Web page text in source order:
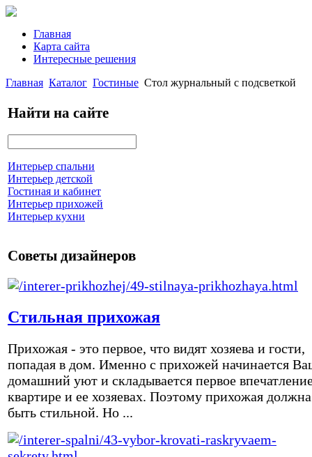
Главная
Карта сайта
Интересные решения
Главная Каталог Гостиные Стол журнальный с подсветкой
Найти на сайте
Интерьер спальни
Интерьер детской
Гостиная и кабинет
Интерьер прихожей
Интерьер кухни
Советы дизайнеров
Стильная прихожая
Прихожая - это первое, что видят хозяева и гости,
попадая в дом. Именно с прихожей начинается
домашний уют и складывается первое
квартире и ее хозяевах. Поэтому прихожая должна
быть стильной. Но ...